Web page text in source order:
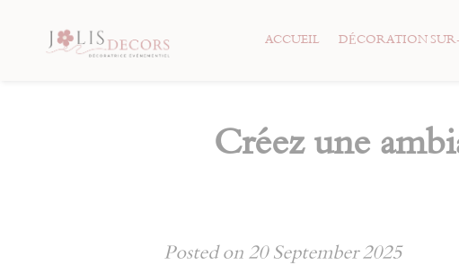
ACCUEIL DÉCORATION
Créez une
Posted on20 September 2025